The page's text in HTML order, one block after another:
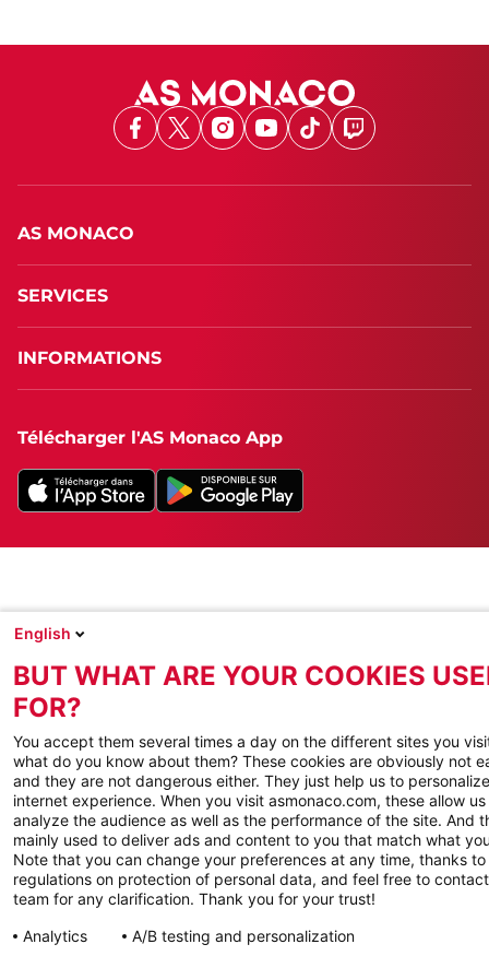
Facebook
X Instagram
Youtube
TikTokTwitch
AS MONACO
SERVICES
INFORMATIONS
Télécharger l'AS Monaco App
English
BUT WHAT ARE YOUR COOKIES
FOR?
You accept them several times a day on the different sites you
what do you know about them? These cookies are obviously not
and they are not dangerous either. They just help us to
internet experience. When you visit asmonaco.com, these allow
analyze the audience as well as the performance of the site. And
mainly used to deliver ads and content to you that match what
Note that you can change your preferences at any time, thanks
regulations on protection of personal data, and feel free to
team for any clarification. Thank you for your trust!
Analytics
A/B testing and personalization